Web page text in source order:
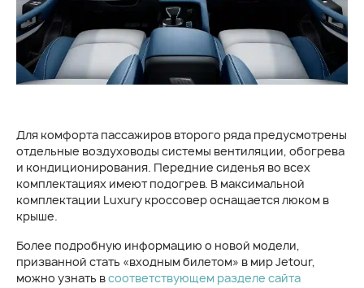
Для комфорта пассажиров второго ряда предусмотрены
отдельные воздуховоды системы вентиляции, обогрева
и кондиционирования. Передние сиденья во всех
комплектациях имеют подогрев. В максимальной
комплектации Luxury кроссовер оснащается люком в
крыше.
Более подробную информацию о новой модели,
призванной стать «входным билетом» в мир Jetour,
можно узнать всоответствующем разделе сайта